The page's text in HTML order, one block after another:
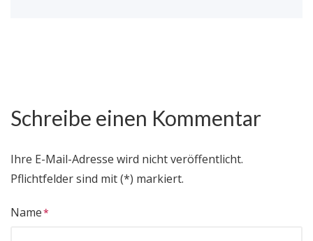
Schreibe einen Kommentar
Ihre E-Mail-Adresse wird nicht veröffentlicht.
Pflichtfelder sind mit (*) markiert.
Name